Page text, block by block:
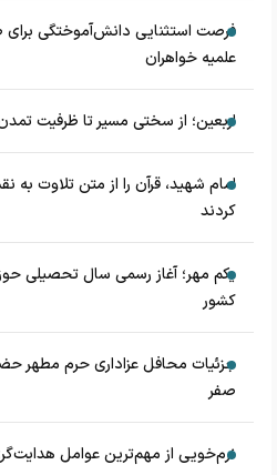
فرصت استثنایی دانش‌آموختگی
علمیه خواهران
اربعین؛ از سختی مسیر تا ظرفیت
امام شهید، قرآن را از متن تلاوت به
کردند
یکم مهر؛ آغاز رسمی سال تحصیلی
کشور
جزئیات محافل عزاداری حرم مطهر
صفر
نرم‌خویی از مهم‌ترین عوامل